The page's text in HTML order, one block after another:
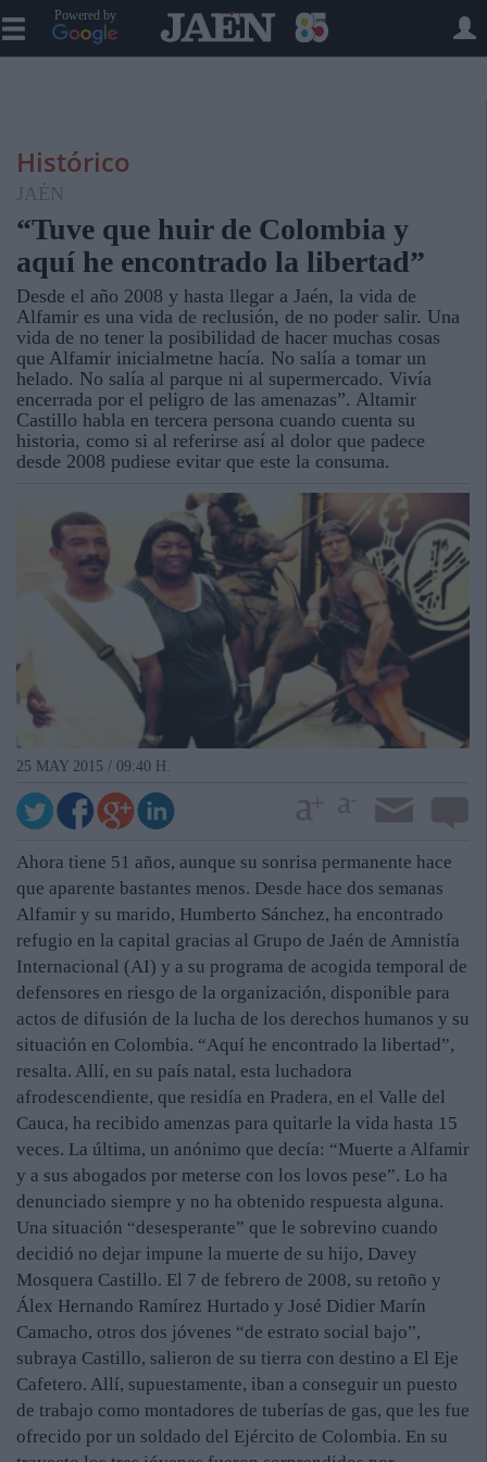
Powered by
Histórico
JAÉN
“Tuve que huir de Colombia y
aquí he encontrado la libertad”
Desde el año 2008 y hasta llegar a Jaén, la vida de
Alfamir es una vida de reclusión, de no poder salir. Una
vida de no tener la posibilidad de hacer muchas cosas
que Alfamir inicialmetne hacía. No salía a tomar un
helado. No salía al parque ni al supermercado. Vivía
encerrada por el peligro de las amenazas”. Altamir
Castillo habla en tercera persona cuando cuenta su
historia, como si al referirse así al dolor que padece
desde 2008 pudiese evitar que este la consuma.
25 MAY 2015 / 09:40 H.
Ahora tiene 51 años, aunque su sonrisa permanente hace
que aparente bastantes menos. Desde hace dos semanas
Alfamir y su marido, Humberto Sánchez, ha encontrado
refugio en la capital gracias al Grupo de Jaén de Amnistía
Internacional (AI) y a su programa de acogida temporal de
defensores en riesgo de la organización, disponible para
actos de difusión de la lucha de los derechos humanos y su
situación en Colombia. “Aquí he encontrado la libertad”,
resalta. Allí, en su país natal, esta luchadora
afrodescendiente, que residía en Pradera, en el Valle del
Cauca, ha recibido amenzas para quitarle la vida hasta 15
veces. La última, un anónimo que decía: “Muerte a Alfamir
y a sus abogados por meterse con los lovos pese”. Lo ha
denunciado siempre y no ha obtenido respuesta alguna.
Una situación “desesperante” que le sobrevino cuando
decidió no dejar impune la muerte de su hijo, Davey
Mosquera Castillo. El 7 de febrero de 2008, su retoño y
Álex Hernando Ramírez Hurtado y José Didier Marín
Camacho, otros dos jóvenes “de estrato social bajo”,
subraya Castillo, salieron de su tierra con destino a El Eje
Cafetero. Allí, supuestamente, iban a conseguir un puesto
de trabajo como montadores de tuberías de gas, que les fue
ofrecido por un soldado del Ejército de Colombia. En su